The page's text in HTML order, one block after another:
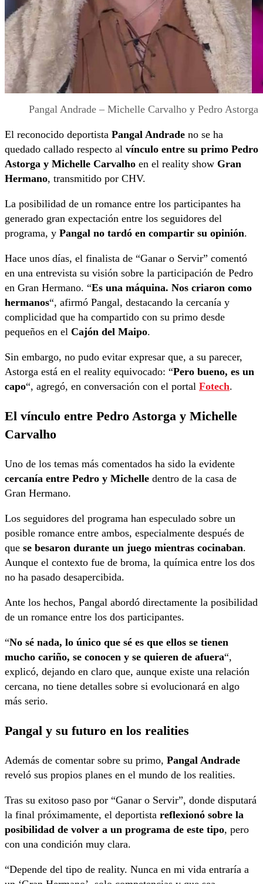
Pangal Andrade – Michelle Carvalho y Pedro Astorga
El reconocido deportista Pangal Andrade no se ha
quedado callado respecto al vínculo entre su primo Pedro
Astorga y Michelle Carvalho en el reality show Gran
Hermano, transmitido por CHV.
La posibilidad de un romance entre los participantes ha
generado gran expectación entre los seguidores del
programa, y Pangal no tardó en compartir su opinión.
Hace unos días, el finalista de “Ganar o Servir” comentó
en una entrevista su visión sobre la participación de Pedro
en Gran Hermano. “Es una máquina. Nos criaron como
hermanos“, afirmó Pangal, destacando la cercanía y
complicidad que ha compartido con su primo desde
pequeños en el Cajón del Maipo.
Sin embargo, no pudo evitar expresar que, a su parecer,
Astorga está en el reality equivocado: “Pero bueno, es un
capo“, agregó, en conversación con el portal Fotech.
El vínculo entre Pedro Astorga y Michelle
Carvalho
Uno de los temas más comentados ha sido la evidente
cercanía entre Pedro y Michelle dentro de la casa de
Gran Hermano.
Los seguidores del programa han especulado sobre un
posible romance entre ambos, especialmente después de
que se besaron durante un juego mientras cocinaban.
Aunque el contexto fue de broma, la química entre los dos
no ha pasado desapercibida.
Ante los hechos, Pangal abordó directamente la posibilidad
de un romance entre los dos participantes.
“No sé nada, lo único que sé es que ellos se tienen
mucho cariño, se conocen y se quieren de afuera“,
explicó, dejando en claro que, aunque existe una relación
cercana, no tiene detalles sobre si evolucionará en algo
más serio.
Pangal y su futuro en los realities
Además de comentar sobre su primo, Pangal Andrade
reveló sus propios planes en el mundo de los realities.
Tras su exitoso paso por “Ganar o Servir”, donde disputará
la final próximamente, el deportista reflexionó sobre la
posibilidad de volver a un programa de este tipo, pero
con una condición muy clara.
“Depende del tipo de reality. Nunca en mi vida entraría a